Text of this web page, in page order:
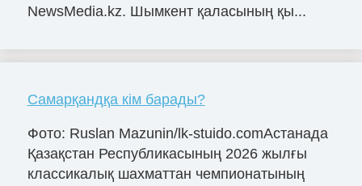
NewsMedia.kz. Шымкент қаласының қы...
Самарқандқа кім барады?
Фото: Ruslan Mazunin/lk-stuido.comАстанада
Қазақстан Республикасының 2026 жылғы
классикалық шахматтан чемпионатының